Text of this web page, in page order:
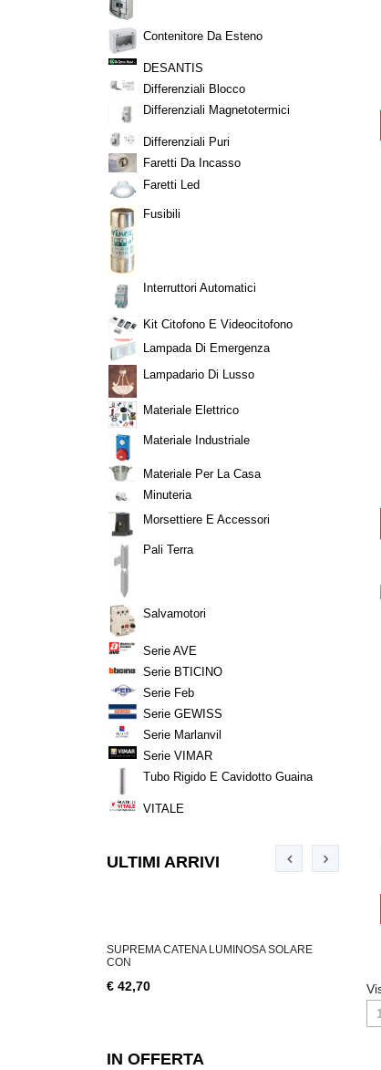
Contenitore Da Esteno
DESANTIS
Differenziali Blocco
Differenziali Magnetotermici
Differenziali Puri
Faretti Da Incasso
Faretti Led
Fusibili
Interruttori Automatici
Kit Citofono E Videocitofono
Lampada Di Emergenza
Lampadario Di Lusso
Materiale Elettrico
Materiale Industriale
Materiale Per La Casa
Minuteria
Morsettiere E Accessori
Pali Terra
Salvamotori
Serie AVE
Serie BTICINO
Serie Feb
Serie GEWISS
Serie Marlanvil
Serie VIMAR
Tubo Rigido E Cavidotto Guaina
VITALE
ULTIMI ARRIVI
SUPREMA CATENA LUMINOSA SOLARE
CON
€ 42,70
IN OFFERTA